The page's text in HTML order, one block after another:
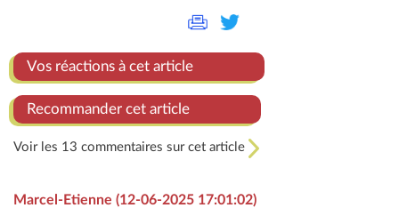
Vos réactions à cet article
Recommander cet article
Voir les 13 commentaires sur cet article
Marcel-Etienne (12-06-2025 17:01:02)